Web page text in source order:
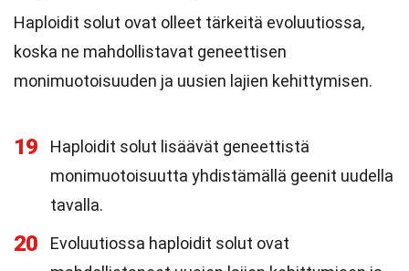
Haploidit solut ovat olleet tärkeitä evoluutiossa,
koska ne mahdollistavat geneettisen
monimuotoisuuden ja uusien lajien kehittymisen.
19
Haploidit solut lisäävät geneettistä
monimuotoisuutta yhdistämällä geenit uudella
tavalla.
20
Evoluutiossa haploidit solut ovat